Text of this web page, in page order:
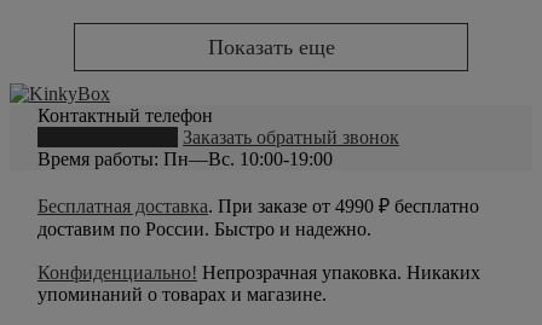
Показать еще
Контактный телефон
Заказать обратный звонок
Время работы: Пн—Вс. 10:00-19:00
Бесплатная доставка. При заказе от 4990 ₽ бесплатно
доставим по России. Быстро и надежно.
Конфиденциально! Непрозрачная упаковка. Никаких
упоминаний о товарах и магазине.